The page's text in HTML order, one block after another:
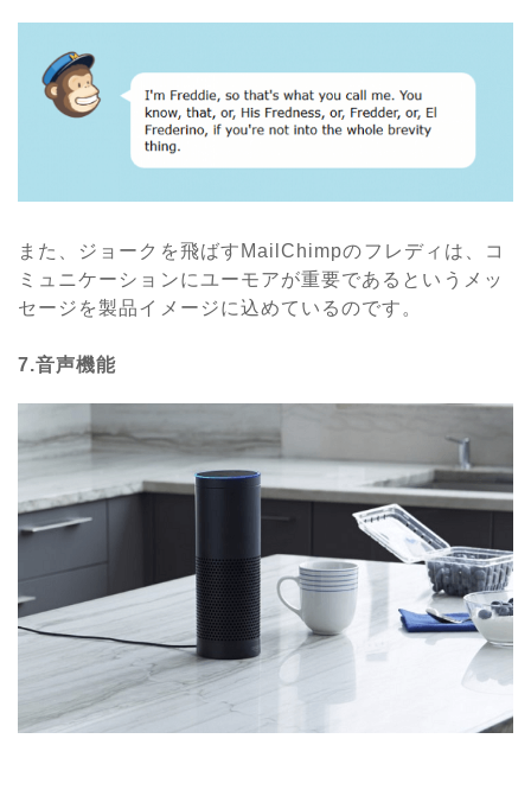
また、ジョークを飛ばすMailChimpのフレディは、コ
ミュニケーションにユーモアが重要であるというメッ
セージを製品イメージに込めているのです。
7.音声機能